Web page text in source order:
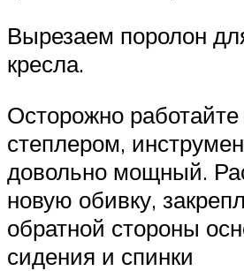
Вырезаем поролон
кресла.
Осторожно работайте
степлером,
довольно мощный.
новую обивку,
обратной стороны
сидения и спинки